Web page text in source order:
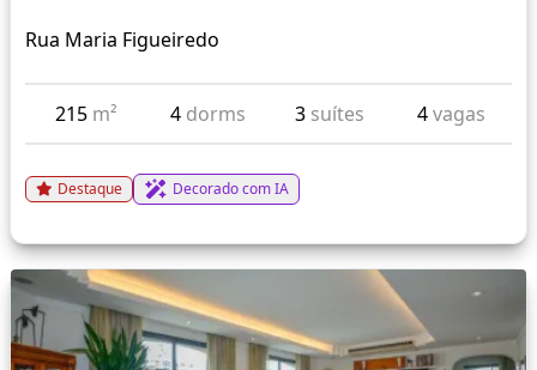
Rua Maria Figueiredo
215 m² 4 dorms 3 suítes 4vagas
Destaque Decorado com IA